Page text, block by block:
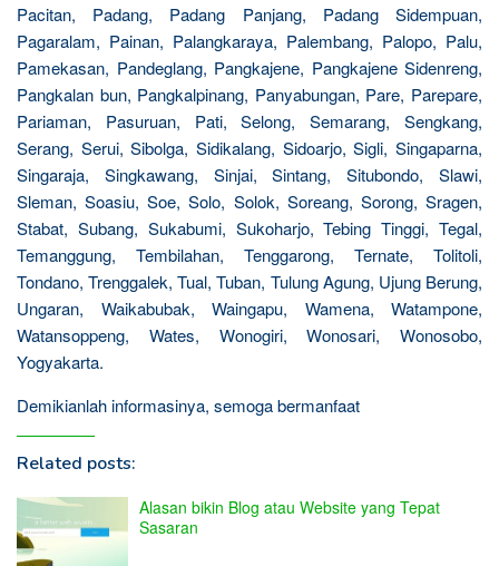
Pacitan, Padang, Padang Panjang, Padang Sidempuan,
Pagaralam, Painan, Palangkaraya, Palembang, Palopo, Palu,
Pamekasan, Pandeglang, Pangkajene, Pangkajene Sidenreng,
Pangkalan bun, Pangkalpinang, Panyabungan, Pare, Parepare,
Pariaman, Pasuruan, Pati, Selong, Semarang, Sengkang,
Serang, Serui, Sibolga, Sidikalang, Sidoarjo, Sigli, Singaparna,
Singaraja, Singkawang, Sinjai, Sintang, Situbondo, Slawi,
Sleman, Soasiu, Soe, Solo, Solok, Soreang, Sorong, Sragen,
Stabat, Subang, Sukabumi, Sukoharjo, Tebing Tinggi, Tegal,
Temanggung, Tembilahan, Tenggarong, Ternate, Tolitoli,
Tondano, Trenggalek, Tual, Tuban, Tulung Agung, Ujung Berung,
Ungaran, Waikabubak, Waingapu, Wamena, Watampone,
Watansoppeng, Wates, Wonogiri, Wonosari, Wonosobo,
Yogyakarta.
Demikianlah informasinya, semoga bermanfaat
Related posts:
Alasan bikin Blog atau Website yang Tepat
Sasaran